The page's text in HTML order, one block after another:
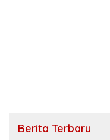
Berita Terbaru